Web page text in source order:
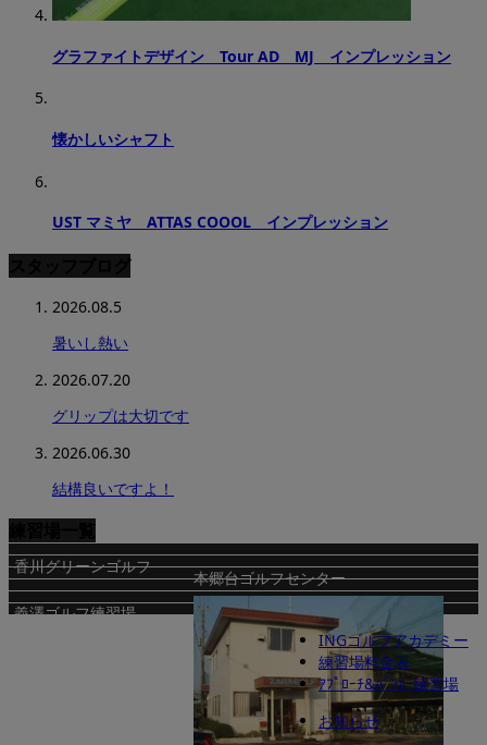
グラファイトデザイン Tour AD MJ インプレッション
懐かしいシャフト
UST マミヤ ATTAS COOOL インプレッション
2026.08.5
暑いし熱い
2026.07.20
グリップは大切です
2026.06.30
結構良いですよ！
香川グリーンゴルフ
本郷台ゴルフセンター
義澤ゴルフ練習場
INGゴルフアカデミー
練習場料金表
ｱﾌﾟﾛｰﾁ&ﾊﾞﾝｶｰ練習場
お知らせ